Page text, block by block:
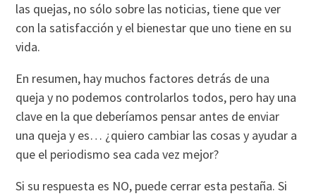
las quejas, no sólo sobre las noticias, tiene que ver
con la satisfacción y el bienestar que uno tiene en su
vida.
En resumen, hay muchos factores detrás de una
queja y no podemos controlarlos todos, pero hay una
clave en la que deberíamos pensar antes de enviar
una queja y es… ¿quiero cambiar las cosas y ayudar a
que el periodismo sea cada vez mejor?
Si su respuesta es NO, puede cerrar esta pestaña. Si